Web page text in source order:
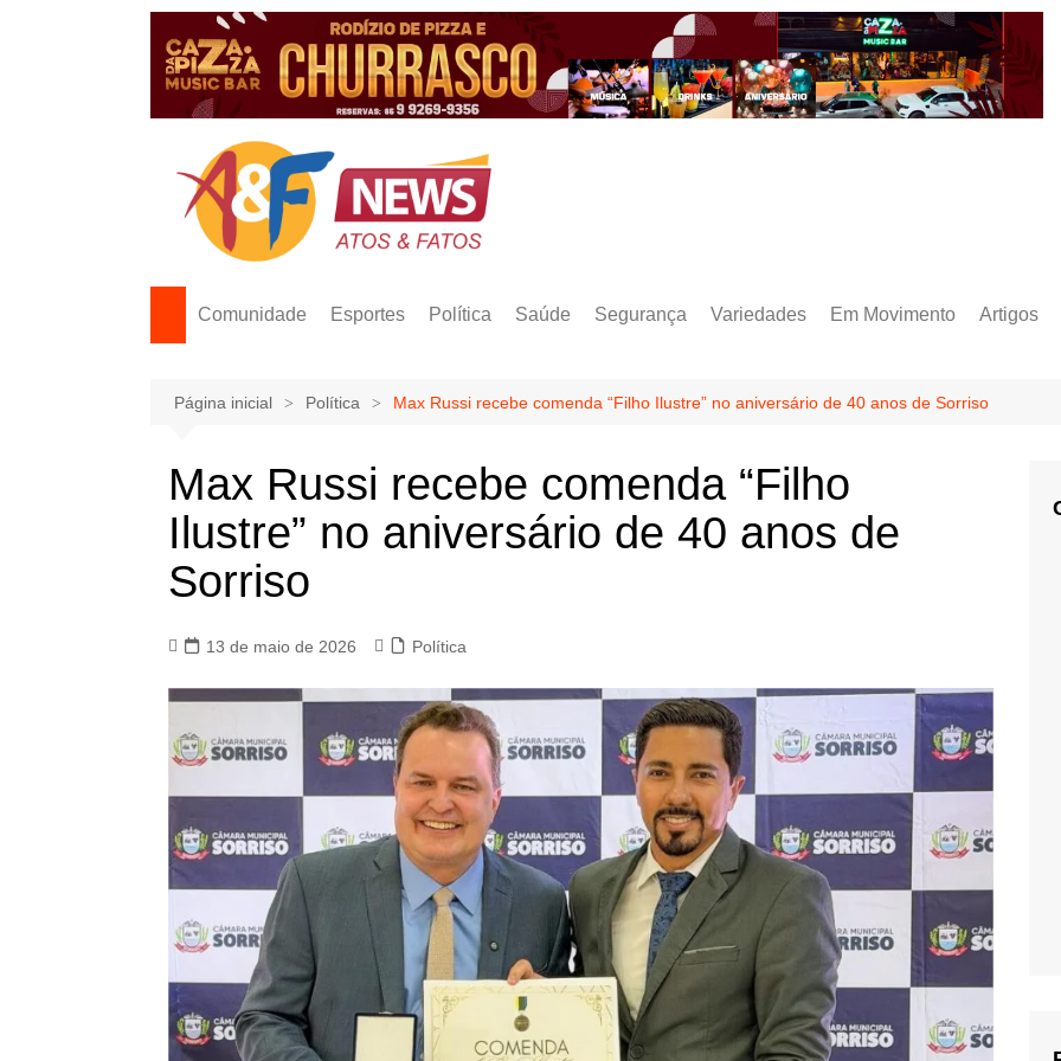
Comunidade Esportes Política Saúde Segurança Variedades Em Movimento Artigos
Página inicial Política Max Russi recebe comenda “Filho Ilustre” no aniversário de 40 anos de Sorriso
Max Russi recebe comenda “Filho
Ilustre” no aniversário de 40 anos de
Sorriso
13 de maio de 2026 Política